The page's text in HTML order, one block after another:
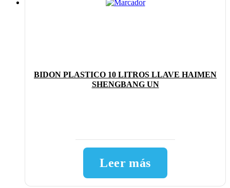
BIDON PLASTICO 10 LITROS LLAVE HAIMEN
SHENGBANG UN
Leer más